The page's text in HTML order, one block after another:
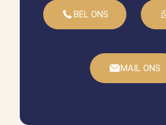
BEL ONS
MAIL ONS